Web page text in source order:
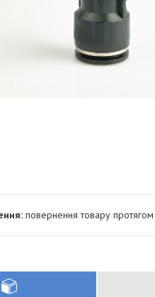
повернення товару